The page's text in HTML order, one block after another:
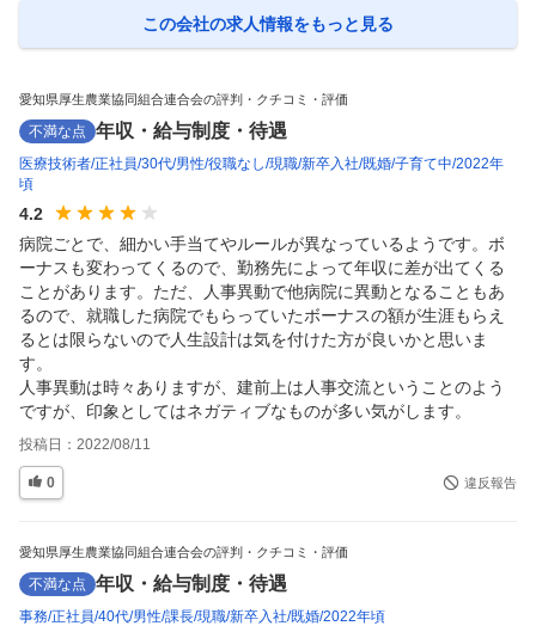
この会社の求人情報をもっと見る
愛知県厚生農業協同組合連合会の評判・クチコミ・評価
不満な点 年収・給与制度・待遇
医療技術者 正社員 30代 男性 役職なし 現職 新卒入社 既婚 子育て中 2022年
頃
4.2
病院ごとで、細かい手当てやルールが異なっているようです。ボ
ーナスも変わってくるので、勤務先によって年収に差が出てくる
ことがあります。ただ、人事異動で他病院に異動となることもあ
るので、就職した病院でもらっていたボーナスの額が生涯もらえ
るとは限らないので人生設計は気を付けた方が良いかと思いま
す。
人事異動は時々ありますが、建前上は人事交流ということのよう
ですが、印象としてはネガティブなものが多い気がします。
投稿日： 2022/08/11
0 違反報告
愛知県厚生農業協同組合連合会の評判・クチコミ・評価
不満な点 年収・給与制度・待遇
事務 正社員 40代 男性 課長 現職 新卒入社 既婚 2022年頃